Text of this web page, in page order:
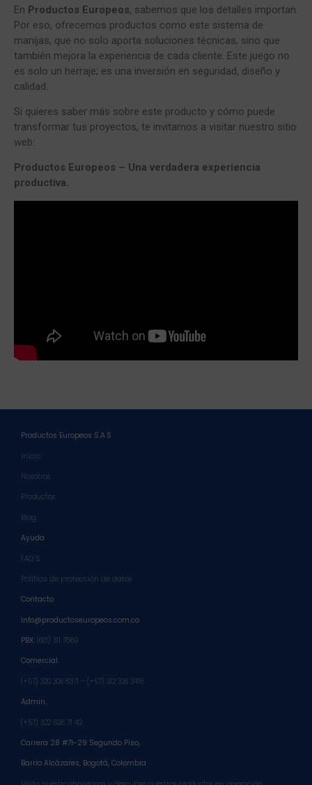
En Productos Europeos, sabemos que los detalles importan.
Por eso, ofrecemos productos como este sistema de
manijas, que no solo aporta soluciones técnicas, sino que
también mejora la experiencia de cada cliente. Este juego no
es solo un herraje; es una inversión en seguridad, diseño y
calidad.
Si quieres saber más sobre este producto y cómo puede
transformar tus proyectos, te invitamos a visitar nuestro sitio
web:
.
Productos Europeos – Una verdadera experiencia
productiva.
Productos Europeos S.A.S
Inicio
Nosotros
Productos
Blog
Ayuda
FAQ´S
Política de protección de datos
Contacto
info@productoseuropeos.com.co
PBX: (601) 311 7889
Comercial.
(+57) 320 306 8371 – (+57) 312 326 3418
Admin.
(+57) 322 598 71 42
Carrera 28 #71-29 Segundo Piso,
Barrio Alcázares, Bogotá, Colombia